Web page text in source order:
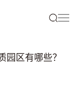
园区有哪些？